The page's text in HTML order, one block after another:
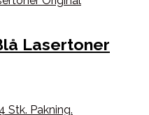
Lasertoner